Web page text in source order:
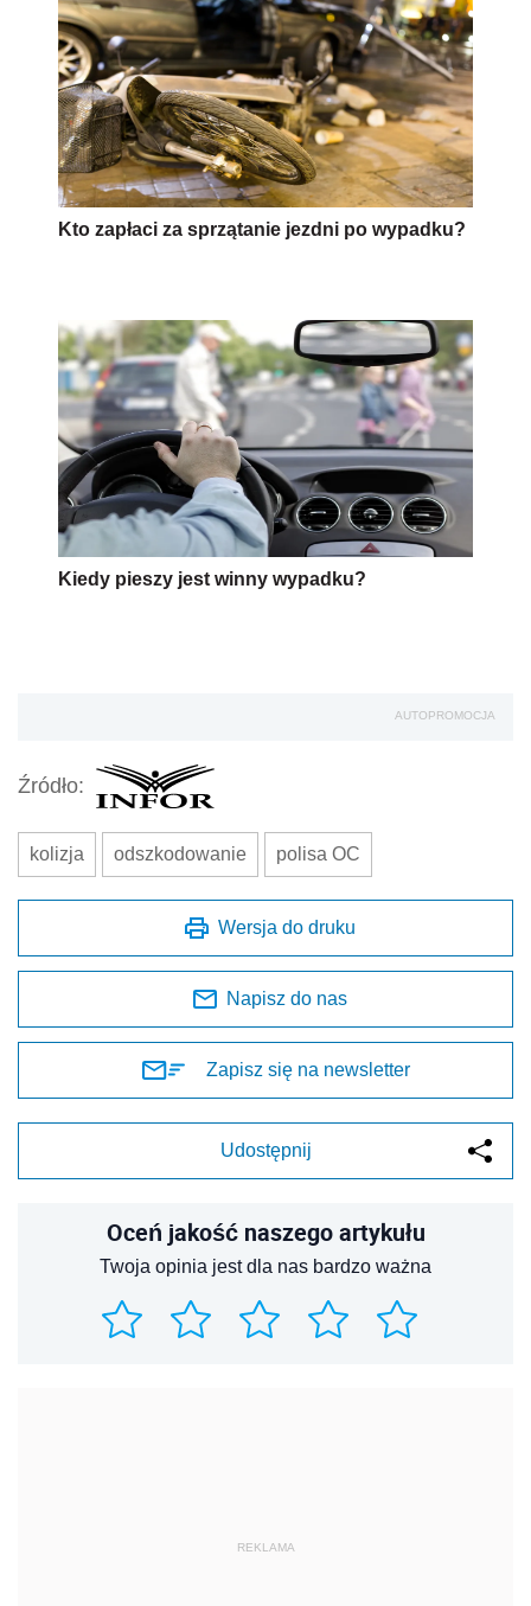
Kto zapłaci za sprzątanie jezdni po wypadku?
Kiedy pieszy jest winny wypadku?
AUTOPROMOCJA
Źródło:
kolizja odszkodowanie polisa OC
Wersja do druku
Napisz do nas
Zapisz się na newsletter
Udostępnij
Oceń jakość naszego artykułu
Twoja opinia jest dla nas bardzo ważna
REKLAMA